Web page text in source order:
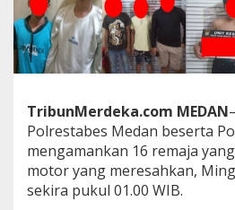
A
m
a
n
n
1
6
R
e
m
TribunMerdeka.com MEDAN
Polrestabes Medan beserta
mengamankan 16 remaja
motor yang meresahkan,
sekira pukul 01.00 WIB.